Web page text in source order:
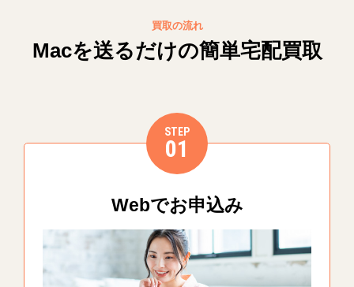
買取の流れ
Macを送るだけの簡単宅配買取
STEP
01
Webでお申込み